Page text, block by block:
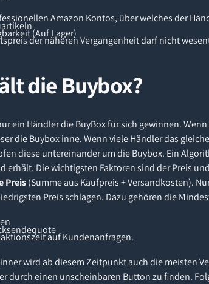
Amazon Kontos, über welches der
(Auf Lager)
der näheren Vergangenheit darf nicht
die Buybox?
ein Händler die BuyBox für sich gewinnen.
die Buybox inne. Wenn viele Händler das
diese untereinander um die Buybox. Ein
erhält. Die wichtigsten Faktoren sind der Preis
Preis(Summe aus Kaufpreis + Versandkosten).
Preis schlagen. Dazu gehören die
auf Kundenanfragen.
wird ab diesem Zeitpunkt auch die meisten
durch einen unscheinbaren Button zu finden.